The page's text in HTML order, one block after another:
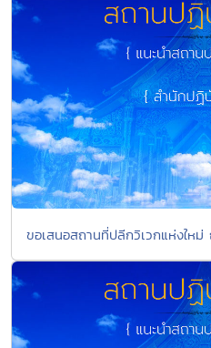
ขอเสนอสถานที่ปลีกวิเวกแห่งให